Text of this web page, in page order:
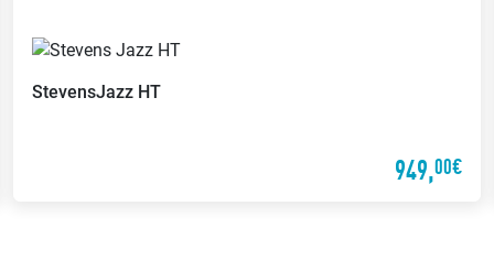
StevensJazz HT
949,00€